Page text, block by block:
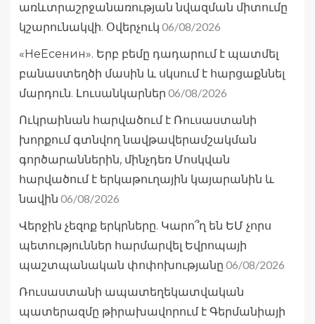
առևտրաշրջանառության նվազման միտումը
կշարունակվի. Օվերչուկ 06/08/2026
«НеЕсенин». Երբ բեմը դադարում է պատմել
բանաստեղծի մասին և սկսում է հարցաքննել
մարդուն. Լուսանկարներ 06/08/2026
Ուկրաինան հարվածում է Ռուսաստանի
խորքում գտնվող նավթավերամշակման
գործարաններին, մինչդեռ Մոսկվան
հարվածում է երկաթուղային կայարանին և
նավին 06/08/2026
Վերջին չեզոք երկրները. Կարո՞ղ են ԵՄ չորս
պետություններ հարմարվել Եվրոպայի
պաշտպանական փոփոխությանը 06/08/2026
Ռուսաստանի ապատեղեկատվական
պատերազմը թիրախավորում է Գերմանիայի